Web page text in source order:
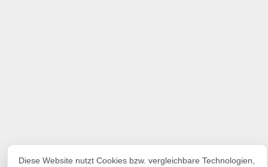
Diese Website nutzt Cookies bzw. vergleichbare Technologien,